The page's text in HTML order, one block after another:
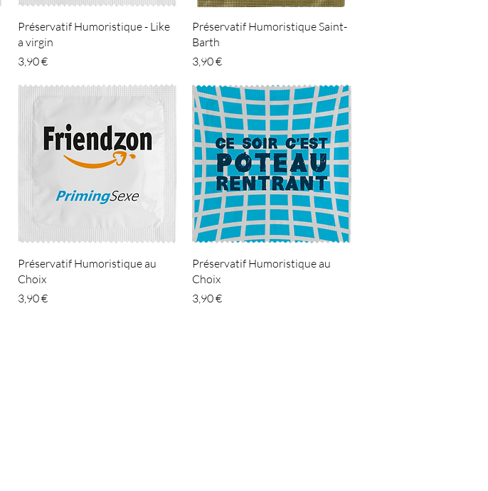
Aperçu rapide
Préservatif Humoristique - Like
a virgin
Prix
3,90 €
Aperçu rapide
Préservatif Humoristique Saint-
Barth
Prix
3,90 €
Aperçu rapide
Préservatif Humoristique au
Choix
Prix
3,90 €
Aperçu rapide
Préservatif Humoristique au
Choix
Prix
3,90 €